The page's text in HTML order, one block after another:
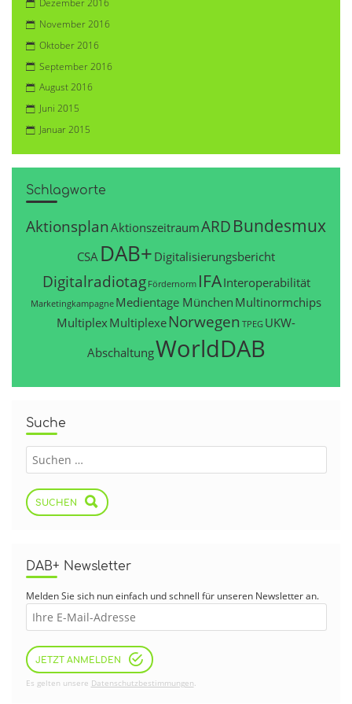
Dezember 2016
November 2016
Oktober 2016
September 2016
August 2016
Juni 2015
Januar 2015
Schlagworte
Aktionsplan AktionszeitraumARD Bundesmux
CSA DAB+ Digitalisierungsbericht
Digitalradiotag Fördernorm IFAInteroperabilität
Marketingkampagne Medientage München Multinormchips
MultiplexMultiplexe Norwegen TPEG UKW-
AbschaltungWorldDAB
Suche
SUCHEN
DAB+ Newsletter
Melden Sie sich nun einfach und schnell für unseren Newsletter an.
JETZT ANMELDEN
Es gelten unsere Datenschutzbestimmungen.